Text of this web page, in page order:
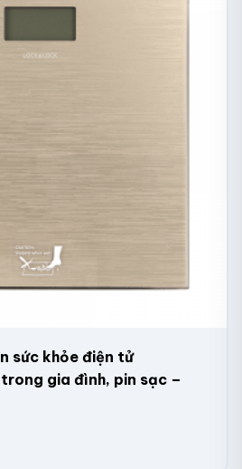
sức khỏe điện tử
gia đình, pin sạc –